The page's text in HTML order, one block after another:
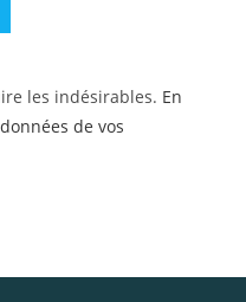
les indésirables. En
de vos